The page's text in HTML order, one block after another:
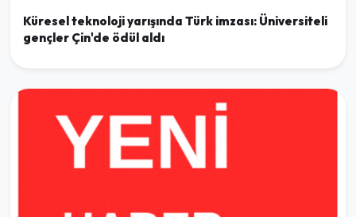
Küresel teknoloji yarışında Türk imzası: Üniversiteli
gençler Çin'de ödül aldı